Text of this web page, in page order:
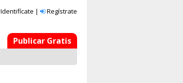
Identifícate | Regístrate
Publicar Gratis